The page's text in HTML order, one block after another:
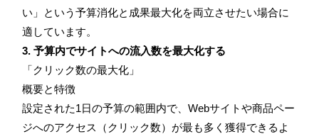
い」という予算消化と成果最大化を両立させたい場合に
適しています。
3. 予算内でサイトへの流入数を最大化する
「クリック数の最大化」
概要と特徴
設定された1日の予算の範囲内で、Webサイトや商品ペー
ジへのアクセス（クリック数）が最も多く獲得できるよ